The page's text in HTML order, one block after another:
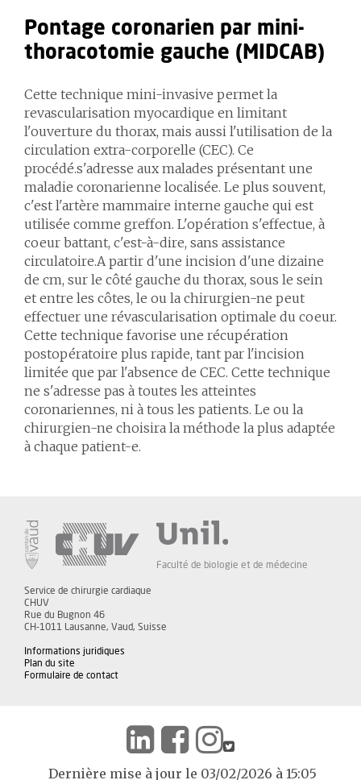
Pontage coronarien par mini-
thoracotomie gauche (MIDCAB)
Cette technique mini-invasive permet la
revascularisation myocardique en limitant
l'ouverture du thorax, mais aussi l'utilisation de la
circulation extra-corporelle (CEC). Ce
procédé.s'adresse aux malades présentant une
maladie coronarienne localisée. Le plus souvent,
c'est l'artère mammaire interne gauche qui est
utilisée comme greffon. L'opération s'effectue, à
coeur battant, c'est-à-dire, sans assistance
circulatoire.A partir d'une incision d'une dizaine
de cm, sur le côté gauche du thorax, sous le sein
et entre les côtes, le ou la chirurgien-ne peut
effectuer une révascularisation optimale du coeur.
Cette technique favorise une récupération
postopératoire plus rapide, tant par l'incision
limitée que par l'absence de CEC. Cette technique
ne s'adresse pas à toutes les atteintes
coronariennes, ni à tous les patients. Le ou la
chirurgien-ne choisira la méthode la plus adaptée
à chaque patient-e.
Faculté de biologie et de médecine
Service de chirurgie cardiaque
CHUV
Rue du Bugnon 46
CH-1011 Lausanne, Vaud, Suisse
Informations juridiques
Plan du site
Formulaire de contact
Dernière mise à jour le 03/02/2026 à 15:05